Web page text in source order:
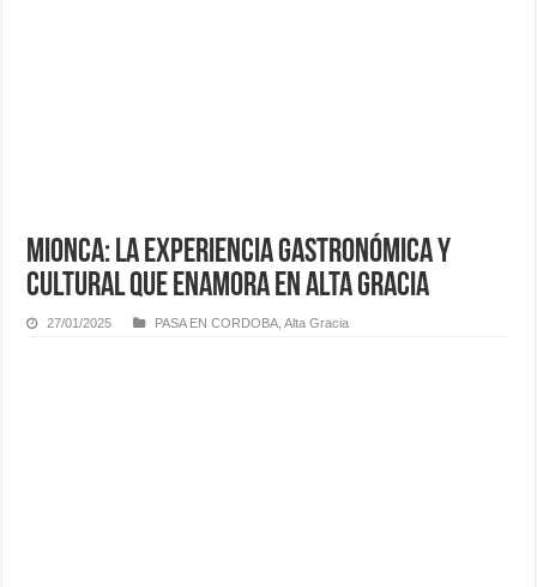
Mionca: la experiencia gastronómica y
cultural que enamora en Alta Gracia
27/01/2025 PASA EN CORDOBA ,Alta Gracia